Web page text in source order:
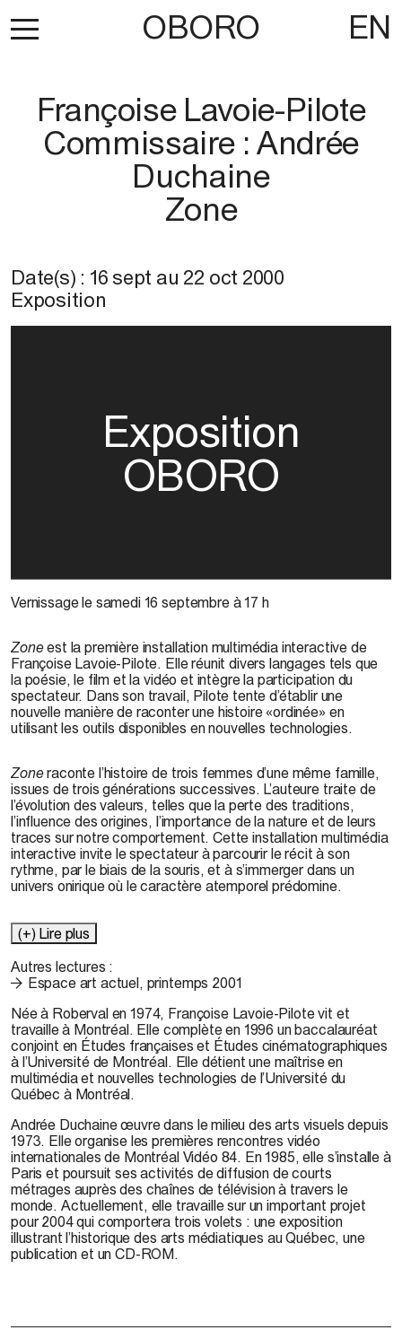
OBORO EN
Françoise Lavoie-Pilote
Commissaire : Andrée
Duchaine
Zone
Date(s) : 16 sept au 22 oct 2000
Exposition
Exposition
OBORO
Vernissage le samedi 16 septembre à 17 h
Zoneest la première installation multimédia interactive de
Françoise Lavoie-Pilote. Elle réunit divers langages tels que
la poésie, le film et la vidéo et intègre la participation du
spectateur. Dans son travail, Pilote tente d’établir une
nouvelle manière de raconter une histoire «ordinée» en
utilisant les outils disponibles en nouvelles technologies.
Zoneraconte l’histoire de trois femmes d’une même famille,
issues de trois générations successives. L’auteure traite de
l’évolution des valeurs, telles que la perte des traditions,
l’influence des origines, l’importance de la nature et de leurs
traces sur notre comportement. Cette installation multimédia
interactive invite le spectateur à parcourir le récit à son
rythme, par le biais de la souris, et à s’immerger dans un
univers onirique où le caractère atemporel prédomine.
(+) Lire plus
Autres lectures :
Espace art actuel, printemps 2001
Née à Roberval en 1974, Françoise Lavoie-Pilote vit et
travaille à Montréal. Elle complète en 1996 un baccalauréat
conjoint en Études françaises et Études cinématographiques
à l’Université de Montréal. Elle détient une maîtrise en
multimédia et nouvelles technologies de l’Université du
Québec à Montréal.
Andrée Duchaine œuvre dans le milieu des arts visuels depuis
1973. Elle organise les premières rencontres vidéo
internationales de Montréal Vidéo 84. En 1985, elle s’installe à
Paris et poursuit ses activités de diffusion de courts
métrages auprès des chaînes de télévision à travers le
monde. Actuellement, elle travaille sur un important projet
pour 2004 qui comportera trois volets : une exposition
illustrant l’historique des arts médiatiques au Québec, une
publication et un CD-ROM.